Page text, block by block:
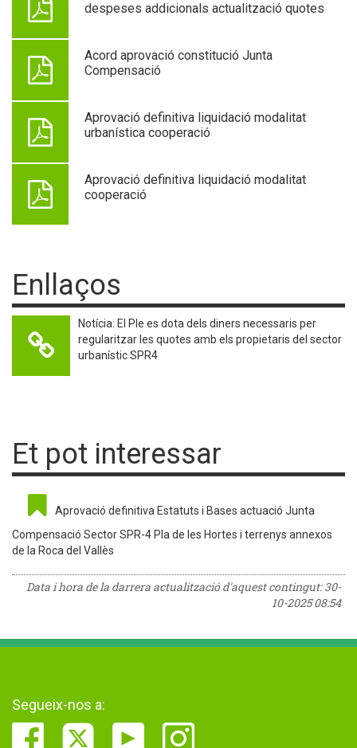
despeses addicionals actualització quotes
Acord aprovació constitució Junta
Compensació
Aprovació definitiva liquidació modalitat
urbanística cooperació
Aprovació definitiva liquidació modalitat
cooperació
Enllaços
Notícia: El Ple es dota dels diners necessaris per
regularitzar les quotes amb els propietaris del sector
urbanístic SPR4
Et pot interessar
Aprovació definitiva Estatuts i Bases actuació Junta
Compensació Sector SPR-4 Pla de les Hortes i terrenys annexos
de la Roca del Vallès
Data i hora de la darrera actualització d'aquest contingut:30-
10-2025 08:54
Segueix-nos a: